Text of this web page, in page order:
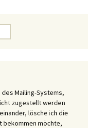
Mailing-Systems,
zugestellt werden
lösche ich die
bekommen möchte,